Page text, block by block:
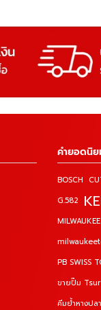
คำยอดนิ
BOSCH
G.582
MILWAUKEE
PB SWISS
ขายปั๊ม
คีมย้ำหางปล